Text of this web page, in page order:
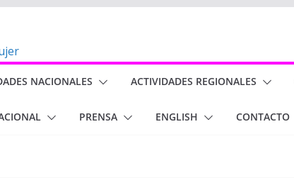
NACIONALES ACTIVIDADES REGIONALES
PRENSA ENGLISH CONTACTO